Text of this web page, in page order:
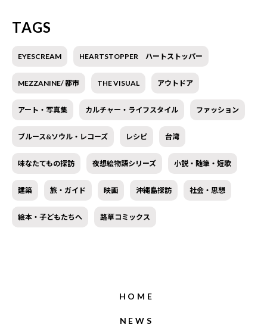
TAGS
EYESCREAM HEARTSTOPPER ハートストッパー
MEZZANINE/ 都市 THE VISUAL アウトドア
アート・写真集 カルチャー・ライフスタイル ファッション
ブルース&ソウル・レコーズ レシピ 台湾
味なたてもの探訪 夜想絵物語シリーズ 小説・随筆・短歌
建築 旅・ガイド 映画 沖縄島探訪 社会・思想
絵本・子どもたちへ 路草コミックス
HOME
NEWS